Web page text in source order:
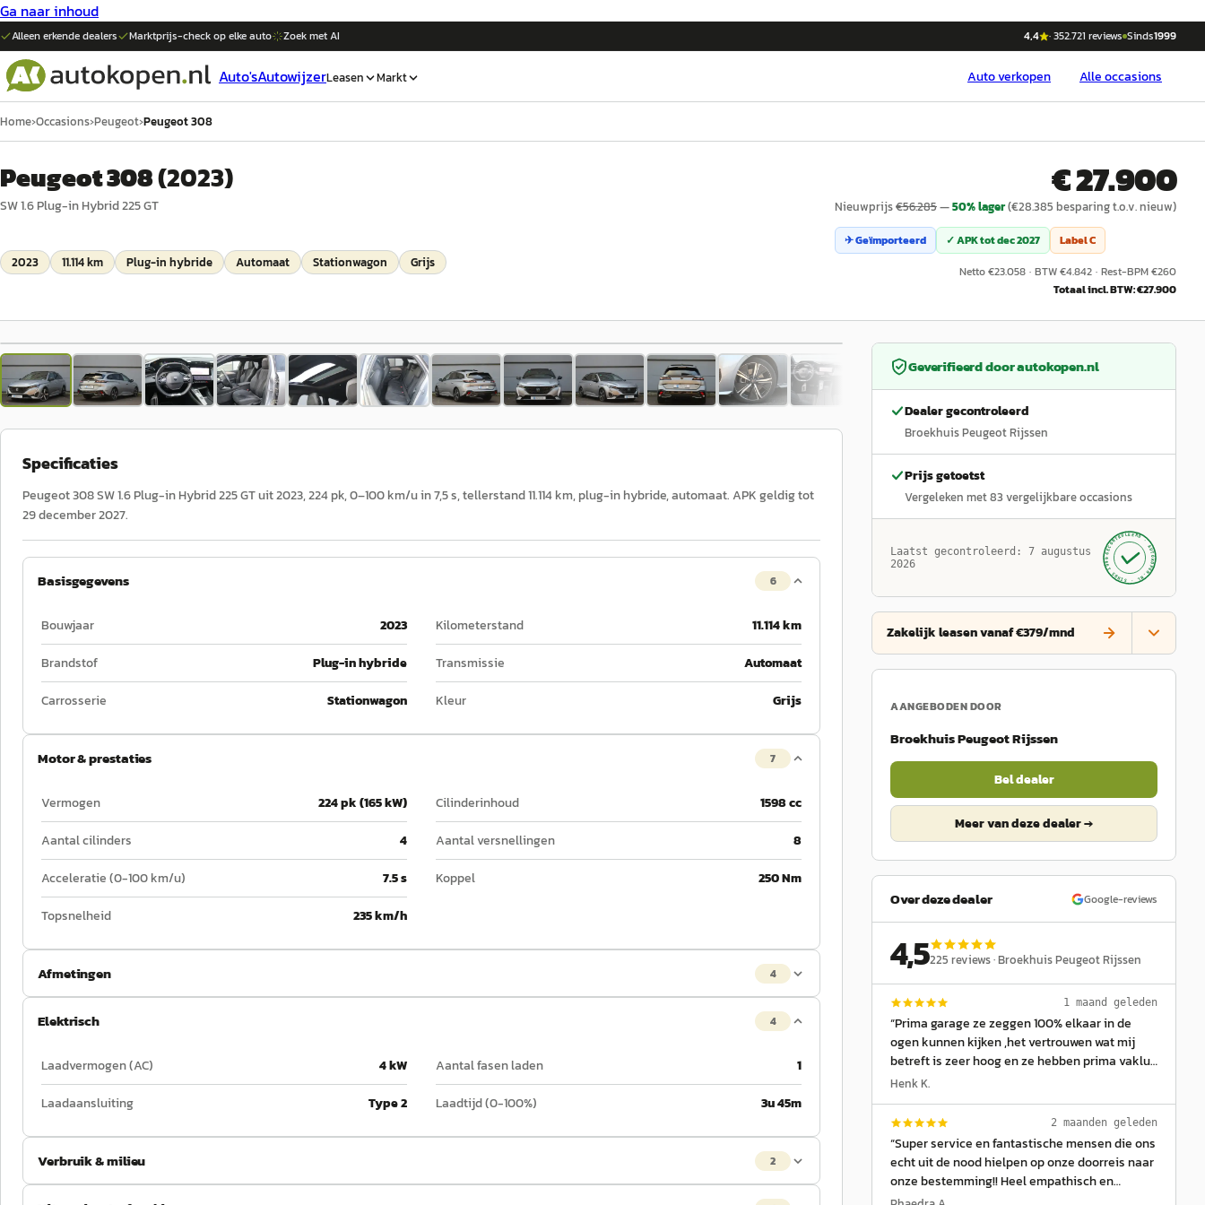
Ga naar inhoud
Alleen erkende dealers Marktprijs-check op elkeauto Zoek met AI 4,4 ·352.721 reviews Sinds1999
Auto'sAutowijzerLeasen Markt Autoverkopen Alle occasions
Home›Occasions›Peugeot›Peugeot 308
Peugeot 308(2023)
SW 1.6 Plug-in Hybrid 225 GT
€ 27.900
Nieuwprijs€56.285—50% lager(€28.385 besparing t.o.v. nieuw)
✈ Geïmporteerd ✓ APK totdec 2027 LabelC
Netto €23.058 · BTW €4.842 · Rest-BPM €260
Totaal incl. BTW: €27.900
2023 11.114 km Plug-in hybride Automaat Stationwagon Grijs
1/40
Specificaties
Peugeot 308 SW 1.6 Plug-in Hybrid 225 GT uit 2023, 224 pk, 0–100 km/u in 7,5 s, tellerstand 11.114 km, plug-in hybride, automaat. APK geldig tot
29 december 2027.
Basisgegevens 6
Bouwjaar 2023 Kilometerstand
11.114 km
Brandstof
Plug-in hybride Transmissie
Automaat
Carrosserie
Stationwagon Kleur Grijs
Motor & prestaties 7
Vermogen 224 pk (165 kW) Cilinderinhoud
1598 cc
Aantal cilinders
4 Aantal versnellingen
8
Acceleratie (0-100 km/u)
7.5 s Koppel
250 Nm
Topsnelheid
235 km/h
Afmetingen 4
Elektrisch 4
Laadvermogen (AC) 4 kW Aantal fasen laden
1
Laadaansluiting
Type 2 Laadtijd (0-100%) 3u 45m
Verbruik & milieu 2
Geverifieerd doorautokopen.nl
Dealer gecontroleerd
Broekhuis Peugeot Rijssen
Prijs getoetst
Vergeleken met83 vergelijkbare occasions
Laatst gecontroleerd: 7 augustus
2026
GECONTROLEERD ·
AUTOKOPEN.NL
· SINDS 1999 ·
Zakelijk leasen vanaf €379/mnd
AANGEBODEN DOOR
Broekhuis Peugeot Rijssen
Bel dealer
Meer van deze dealer →
Over deze dealer Google-reviews
4,5225 reviews ·Broekhuis Peugeot Rijssen
1 maand geleden
“Prima garage ze zeggen 100% elkaar in de
ogen kunnen kijken ,het vertrouwen wat mij
betreft is zeer hoog en ze hebben prima vaklui
ook is er altijd koffie of een stuk fruit.Dus gaan
Henk K.
2 maanden geleden
“Super service en fantastische mensen die ons
echt uit de nood hielpen op onze doorreis naar
onze bestemming!! Heel empathisch en
meedenkend naar een oplossing voor ons